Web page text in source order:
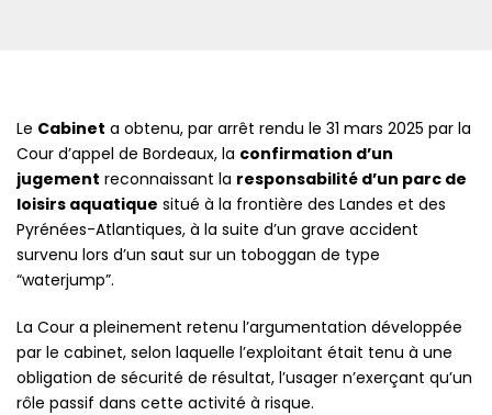
Le Cabinet a obtenu, par arrêt rendu le 31 mars 2025 par la
Cour d’appel de Bordeaux, la confirmation d’un
jugement reconnaissant la responsabilité d’un parc de
loisirs aquatique situé à la frontière des Landes et des
Pyrénées-Atlantiques, à la suite d’un grave accident
survenu lors d’un saut sur un toboggan de type
“waterjump”.
La Cour a pleinement retenu l’argumentation développée
par le cabinet, selon laquelle l’exploitant était tenu à une
obligation de sécurité de résultat, l’usager n’exerçant qu’un
rôle passif dans cette activité à risque.